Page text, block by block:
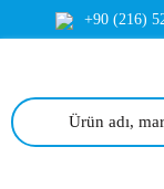
+90 (216)